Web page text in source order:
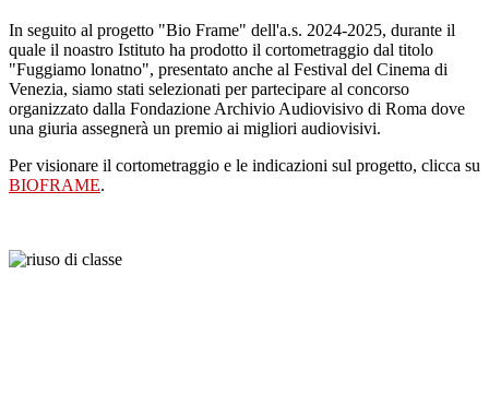
In seguito al progetto "Bio Frame" dell'a.s. 2024-2025, durante il
quale il noastro Istituto ha prodotto il cortometraggio dal titolo
"Fuggiamo lonatno", presentato anche al Festival del Cinema di
Venezia, siamo stati selezionati per partecipare al concorso
organizzato dalla Fondazione Archivio Audiovisivo di Roma dove
una giuria assegnerà un premio ai migliori audiovisivi.
Per visionare il cortometraggio e le indicazioni sul progetto, clicca su
BIOFRAME.